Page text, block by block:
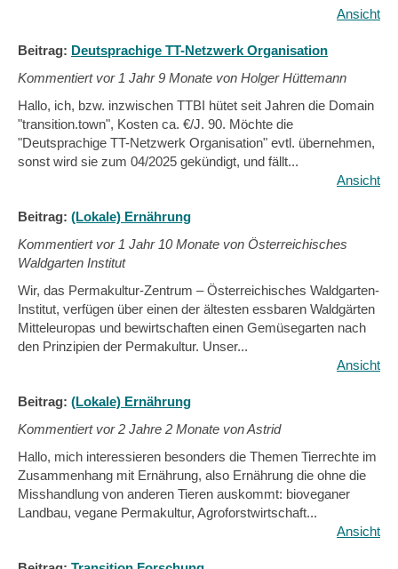
Ansicht
Beitrag: Deutsprachige TT-Netzwerk Organisation
Kommentiert vor 1 Jahr 9 Monate von Holger Hüttemann
Hallo, ich, bzw. inzwischen TTBI hütet seit Jahren die Domain
"transition.town", Kosten ca. €/J. 90. Möchte die
"Deutsprachige TT-Netzwerk Organisation" evtl. übernehmen,
sonst wird sie zum 04/2025 gekündigt, und fällt...
Ansicht
Beitrag: (Lokale) Ernährung
Kommentiert vor 1 Jahr 10 Monate von Österreichisches
Waldgarten Institut
Wir, das Permakultur-Zentrum – Österreichisches Waldgarten-
Institut, verfügen über einen der ältesten essbaren Waldgärten
Mitteleuropas und bewirtschaften einen Gemüsegarten nach
den Prinzipien der Permakultur. Unser...
Ansicht
Beitrag: (Lokale) Ernährung
Kommentiert vor2 Jahre 2 Monate von Astrid
Hallo, mich interessieren besonders die Themen Tierrechte im
Zusammenhang mit Ernährung, also Ernährung die ohne die
Misshandlung von anderen Tieren auskommt: bioveganer
Landbau, vegane Permakultur, Agroforstwirtschaft...
Ansicht